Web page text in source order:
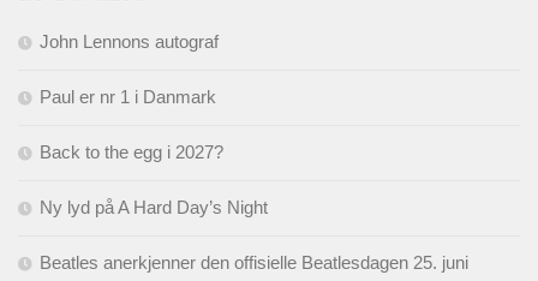
John Lennons autograf
Paul er nr 1 i Danmark
Back to the egg i 2027?
Ny lyd på A Hard Day’s Night
Beatles anerkjenner den offisielle Beatlesdagen 25. juni